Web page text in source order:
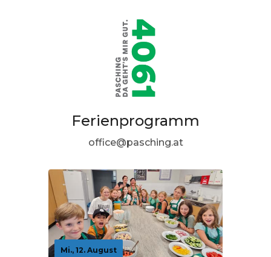
Ferienprogramm
office@pasching.at
Mi., 12. August